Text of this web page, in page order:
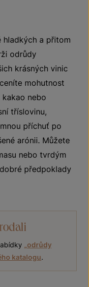
hladkých a přitom
odrůdy
krásných vinic
mohutnost
nebo
tříslovinu,
příchuť po
arónii. Můžete
nebo tvrdým
předpoklady
odrůdy
katalogu.